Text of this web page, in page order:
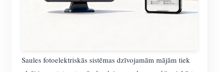
Saules fotoelektriskās sistēmas dzīvojamām mājām tiek